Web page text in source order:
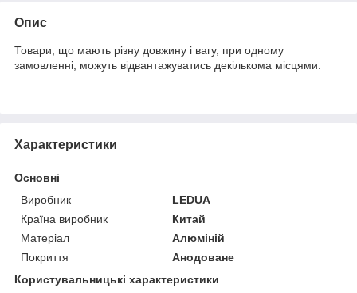
Опис
Товари, що мають різну довжину і вагу, при одному
замовленні, можуть відвантажуватись декількома місцями.
Характеристики
Основні
Виробник
LEDUA
Країна виробник
Китай
Матеріал
Алюміній
Покриття
Анодоване
Користувальницькі характеристики